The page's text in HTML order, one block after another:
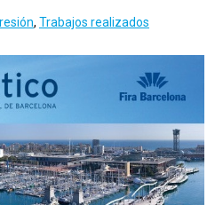
, Trabajos realizados